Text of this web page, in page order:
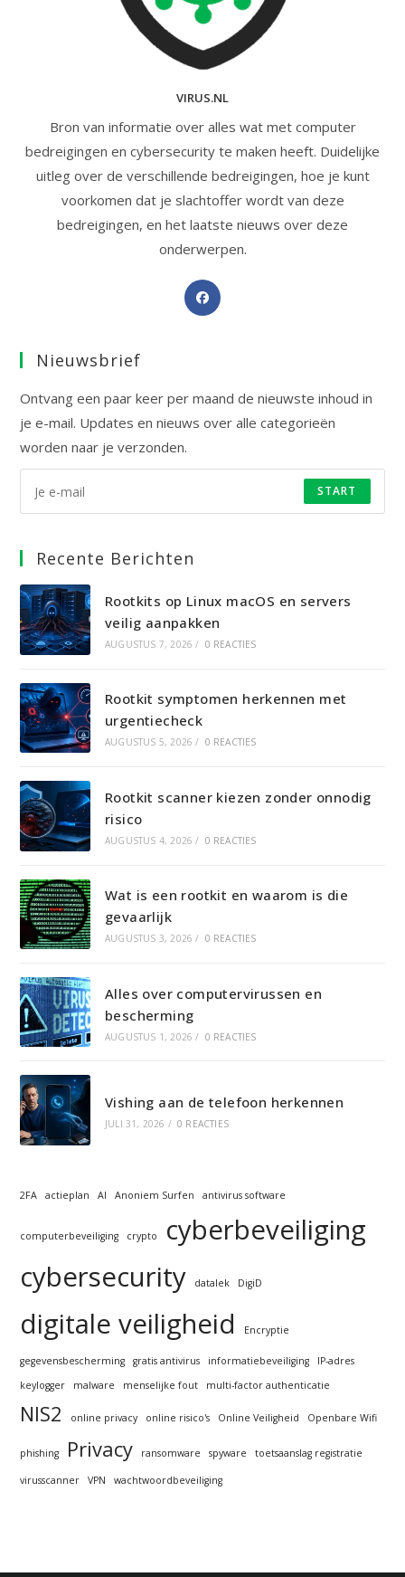
VIRUS.NL
Bron van informatie over alles wat met computer
bedreigingen en cybersecurity te maken heeft. Duidelijke
uitleg over de verschillende bedreigingen, hoe je kunt
voorkomen dat je slachtoffer wordt van deze
bedreigingen, en het laatste nieuws over deze
onderwerpen.
Opent
Nieuwsbrief
Ontvang een paar keer per maand de nieuwste inhoud in
je e-mail. Updates en nieuws over alle categorieën
worden naar je verzonden.
START
Recente Berichten
Rootkits op Linux macOS en servers
veilig aanpakken
AUGUSTUS 7, 2026 / 0 REACTIES
Rootkit symptomen herkennen met
urgentiecheck
AUGUSTUS 5, 2026 / 0 REACTIES
Rootkit scanner kiezen zonder onnodig
risico
AUGUSTUS 4, 2026 / 0 REACTIES
Wat is een rootkit en waarom is die
gevaarlijk
AUGUSTUS 3, 2026 / 0 REACTIES
Alles over computervirussen en
bescherming
AUGUSTUS 1, 2026 / 0 REACTIES
Vishing aan de telefoon herkennen
JULI 31, 2026 / 0 REACTIES
2FA actieplan AI Anoniem Surfen antivirus software
computerbeveiliging crypto
cyberbeveiliging
cybersecurity
datalek DigiD
digitale veiligheid Encryptie
gegevensbescherming gratis antivirus informatiebeveiliging
IP-adres
keylogger
malware menselijke fout multi-factor authenticatie
NIS2 online privacy online risico's Online Veiligheid Openbare Wifi
phishing Privacy ransomware spyware toetsaanslag registratie
virusscanner VPN wachtwoordbeveiliging